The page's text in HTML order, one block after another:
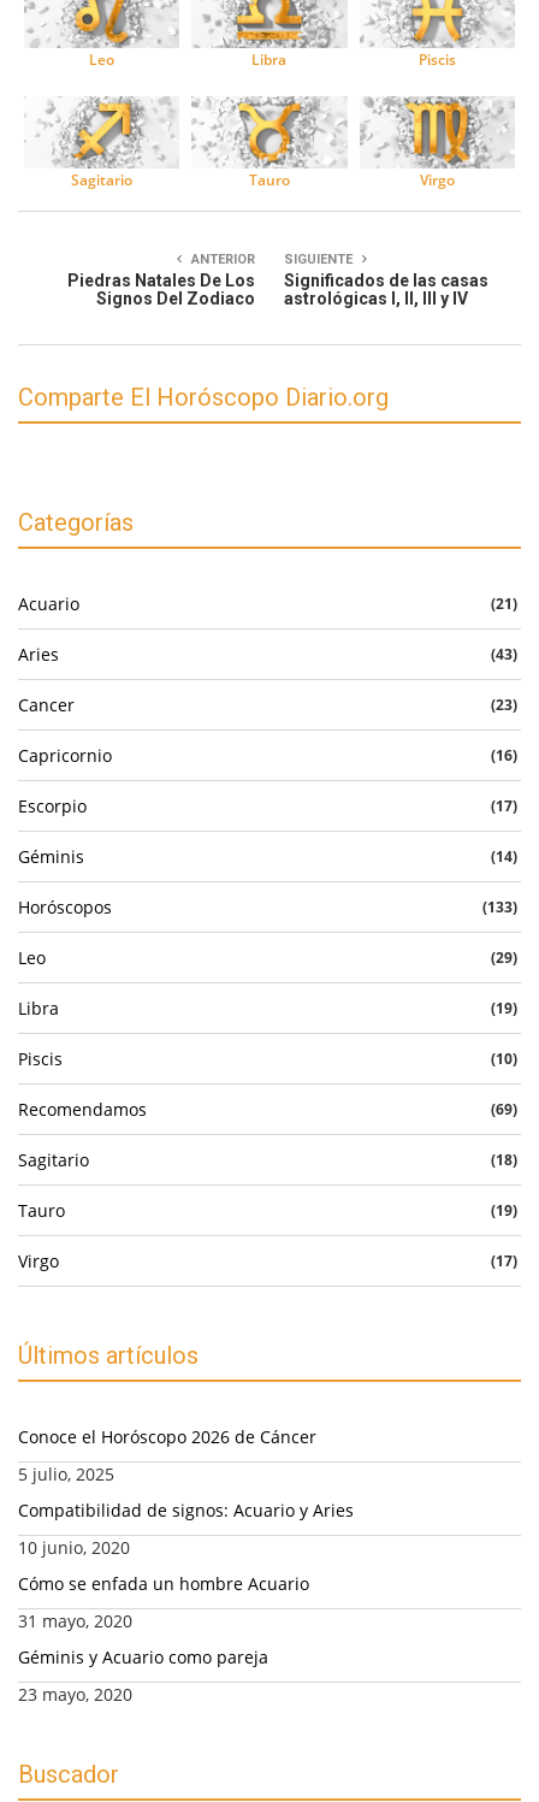
Leo Libra Piscis
Sagitario Tauro Virgo
ANTERIOR
Piedras Natales De Los
Signos Del Zodiaco
SIGUIENTE
Significados de las casas
astrológicas I, II, III y IV
Comparte El Horóscopo Diario.org
Categorías
Acuario (21)
Aries (43)
Cancer (23)
Capricornio (16)
Escorpio (17)
Géminis (14)
Horóscopos (133)
Leo (29)
Libra (19)
Piscis (10)
Recomendamos (69)
Sagitario (18)
Tauro (19)
Virgo (17)
Últimos artículos
Conoce el Horóscopo 2026 de Cáncer
5 julio, 2025
Compatibilidad de signos: Acuario y Aries
10 junio, 2020
Cómo se enfada un hombre Acuario
31 mayo, 2020
Géminis y Acuario como pareja
23 mayo, 2020
Buscador